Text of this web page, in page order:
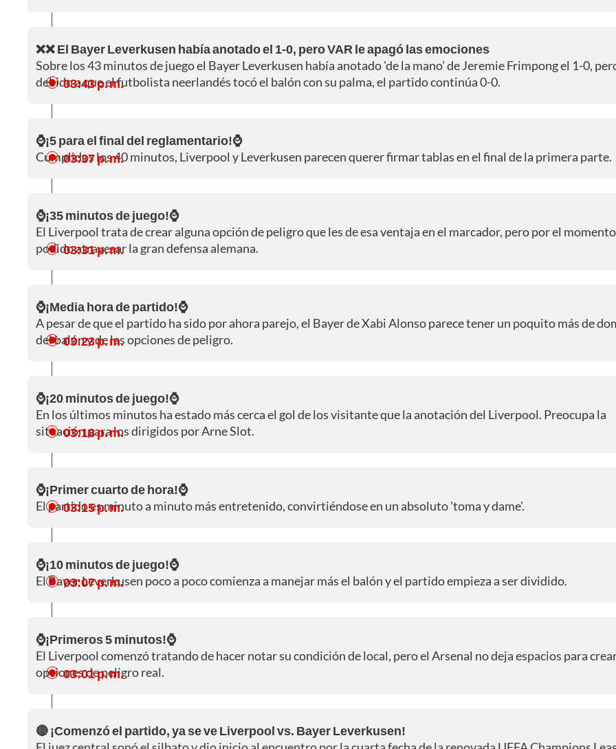
❌❌ El Bayer Leverkusen había anotado el 1-0, pero VAR le apagó las emociones
Sobre los 43 minutos de juego el Bayer Leverkusen había anotado 'de la mano' de Jeremie Frimpong el 1-0,
debido a que el futbolista neerlandés tocó el balón con su palma, el partido continúa 0-0.
03:43 p. m.
⌚¡5 para el final del reglamentario!⌚
Cumplidos los 40 minutos, Liverpool y Leverkusen parecen querer firmar tablas en el final de la primera parte.
03:37 p. m.
⌚¡35 minutos de juego!⌚
El Liverpool trata de crear alguna opción de peligro que les de esa ventaja en el marcador, pero por el
podido atravesar la gran defensa alemana.
03:31 p. m.
⌚¡Media hora de partido!⌚
A pesar de que el partido ha sido por ahora parejo, el Bayer de Xabi Alonso parece tener un poquito más de
del balón y de las opciones de peligro.
03:23 p. m.
⌚¡20 minutos de juego!⌚
En los últimos minutos ha estado más cerca el gol de los visitante que la anotación del Liverpool. Preocupa la
situación para los dirigidos por Arne Slot.
03:18 p. m.
⌚¡Primer cuarto de hora!⌚
El partido es minuto a minuto más entretenido, convirtiéndose en un absoluto 'toma y dame'.
03:15 p. m.
⌚¡10 minutos de juego!⌚
El Bayer Leverkusen poco a poco comienza a manejar más el balón y el partido empieza a ser dividido.
03:07 p. m.
⌚¡Primeros 5 minutos!⌚
El Liverpool comenzó tratando de hacer notar su condición de local, pero el Arsenal no deja espacios para
opciones de peligro real.
03:01 p. m.
🔴 ¡Comenzó el partido, ya se ve Liverpool vs. Bayer Leverkusen!